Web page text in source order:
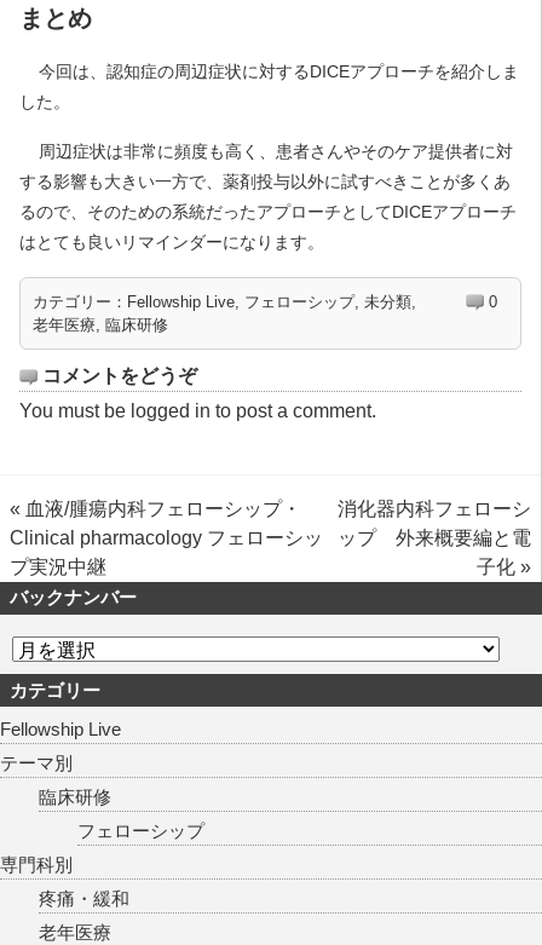
まとめ
今回は、認知症の周辺症状に対するDICEアプローチを紹介しま
した。
周辺症状は非常に頻度も高く、患者さんやそのケア提供者に対
する影響も大きい一方で、薬剤投与以外に試すべきことが多くあ
るので、そのための系統だったアプローチとしてDICEアプローチ
はとても良いリマインダーになります。
カテゴリー： Fellowship Live フェローシップ, 未分類
老年医療 臨床研修
0
コメントをどうぞ
You must be logged in to post a comment.
« 血液/腫瘍内科フェローシップ・
Clinical pharmacology フェローシッ
プ実況中継
消化器内科フェローシ
ップ 外来概要編と電
子化 »
バックナンバー
カテゴリー
Fellowship Live
テーマ別
臨床研修
フェローシップ
専門科別
疼痛・緩和
老年医療